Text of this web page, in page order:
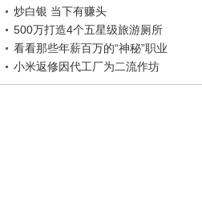
炒白银 当下有赚头
500万打造4个五星级旅游厕所
看看那些年薪百万的“神秘”职业
小米返修因代工厂为二流作坊